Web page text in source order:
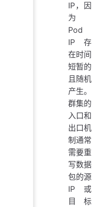
IP，因
为
Pod
IP 存
在时间
短暂的
且随机
产生。
群集的
入口和
出口机
制通常
需要重
写数据
包的源
IP 或
目标